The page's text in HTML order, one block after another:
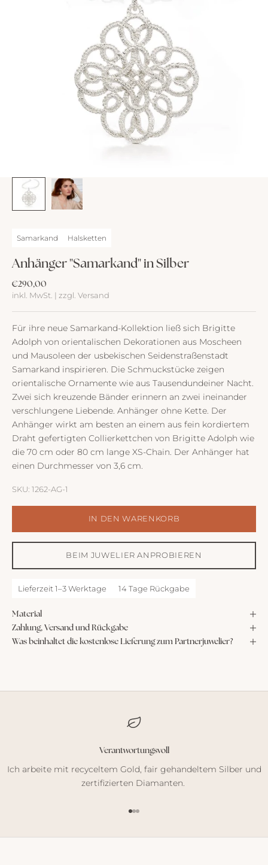
Samarkand Halsketten
Anhänger "Samarkand" in Silber
Angebot
€290,00
inkl. MwSt. | zzgl. Versand
Für ihre neue Samarkand-Kollektion ließ sich Brigitte
Adolph von orientalischen Dekorationen aus Moscheen
und Mausoleen der usbekischen Seidenstraßenstadt
Samarkand inspirieren. Die Schmuckstücke zeigen
orientalische Ornamente wie aus Tausendundeiner Nacht.
Zwei sich kreuzende Bänder erinnern an zwei ineinander
verschlungene Liebende. Anhänger ohne Kette. Der
Anhänger wirkt am besten an einem aus fein kordiertem
Draht gefertigten Collierkettchen von Brigitte Adolph wie
die 70 cm oder 80 cm lange XS-Chain. Der Anhänger hat
einen Durchmesser von 3,6 cm.
SKU: 1262-AG-1
IN DEN WARENKORB
BEIM JUWELIER ANPROBIEREN
Lieferzeit 1–3 Werktage 14 Tage Rückgabe
Material
Zahlung, Versand und Rückgabe
Was beinhaltet die kostenlose Lieferung zum Partnerjuwelier?
Verantwortungsvoll
Ich arbeite mit recyceltem Gold, fair gehandeltem Silber und
zertifizierten Diamanten.
Gehe zu Element 1
Gehe zu Element 2
Gehe zu Element 3